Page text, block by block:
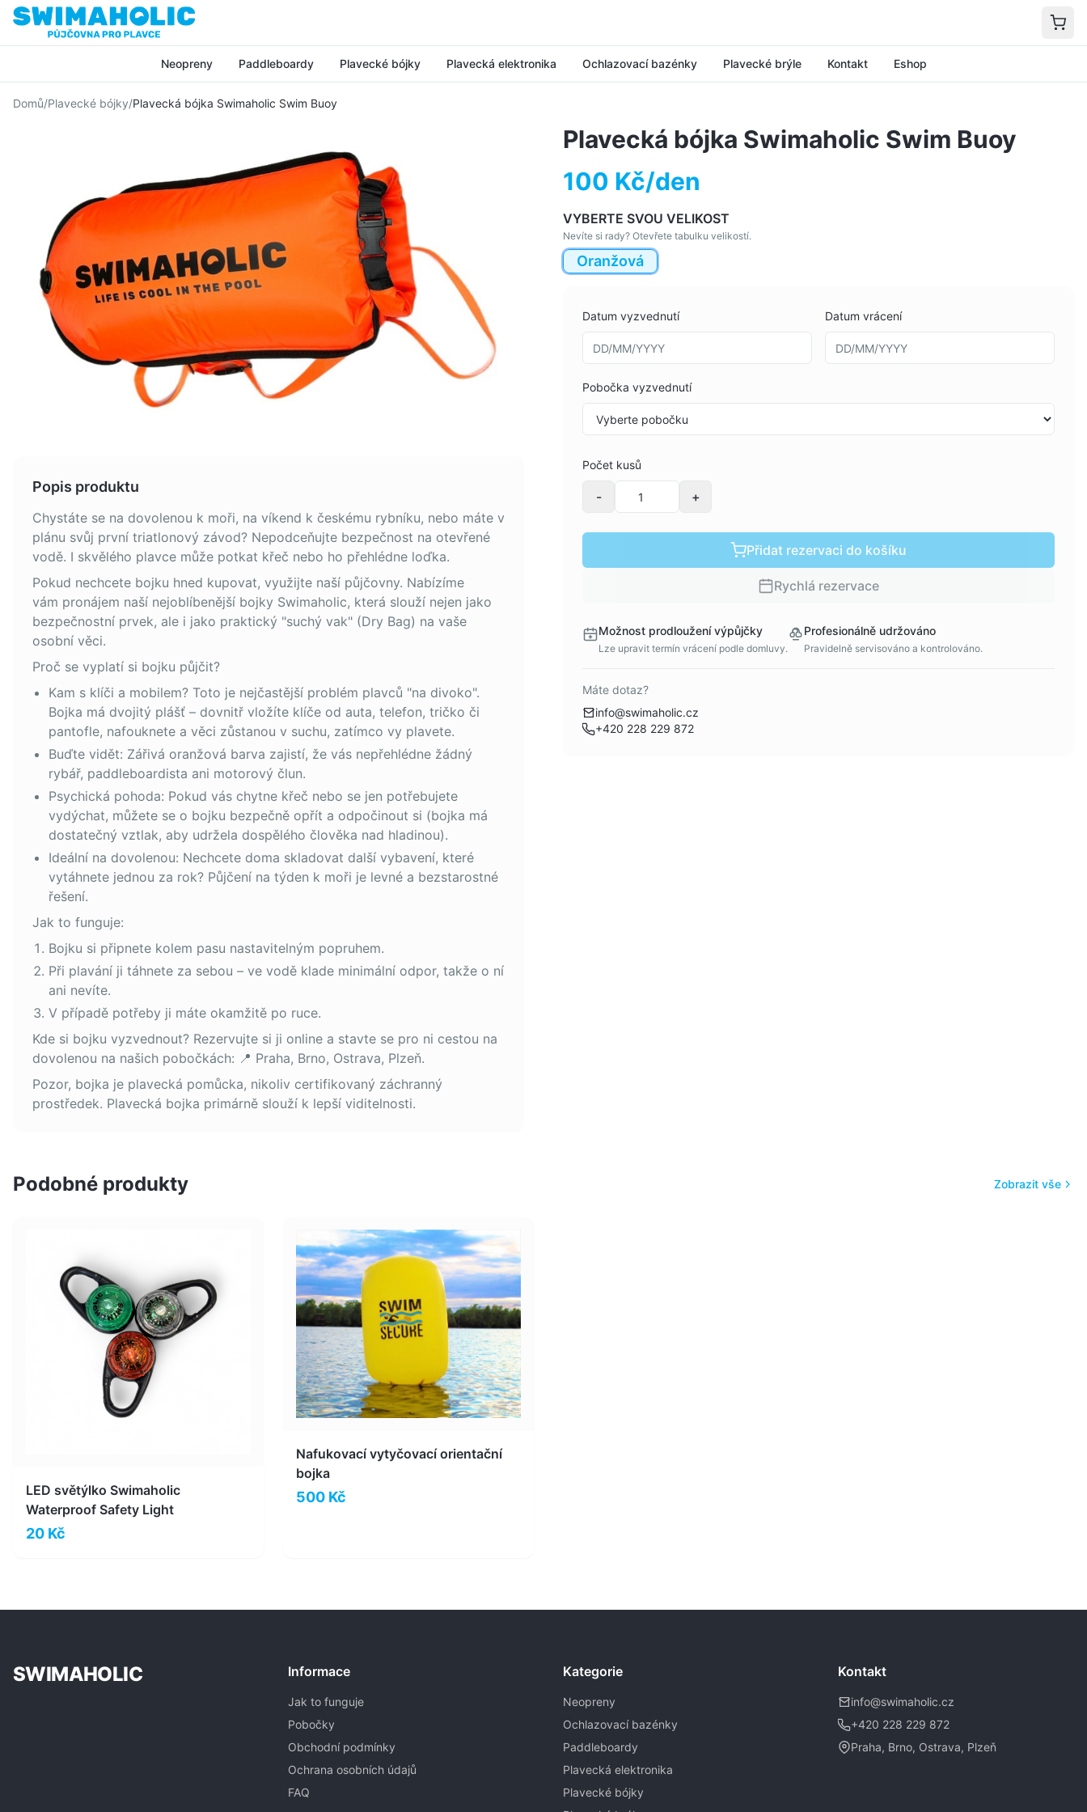
Přeskočit na hlavní obsah
Neopreny Paddleboardy Plavecké bójky Plavecká elektronika Ochlazovací bazénky Plavecké brýle Kontakt Eshop
Domů/Plavecké bójky/Plavecká bójka Swimaholic Swim Buoy
Popis produktu
Chystáte se na dovolenou k moři, na víkend k českému rybníku, nebo máte v
plánu svůj první triatlonový závod? Nepodceňujte bezpečnost na otevřené
vodě. I skvělého plavce může potkat křeč nebo ho přehlédne loďka.
Pokud nechcete bojku hned kupovat, využijte naší půjčovny. Nabízíme
vám pronájem naší nejoblíbenější bojky Swimaholic, která slouží nejen jako
bezpečnostní prvek, ale i jako praktický "suchý vak" (Dry Bag) na vaše
osobní věci.
Proč se vyplatí si bojku půjčit?
Kam s klíči a mobilem? Toto je nejčastější problém plavců "na divoko".
Bojka má dvojitý plášť – dovnitř vložíte klíče od auta, telefon, tričko či
pantofle, nafouknete a věci zůstanou v suchu, zatímco vy plavete.
Buďte vidět: Zářivá oranžová barva zajistí, že vás nepřehlédne žádný
rybář, paddleboardista ani motorový člun.
Psychická pohoda: Pokud vás chytne křeč nebo se jen potřebujete
vydýchat, můžete se o bojku bezpečně opřít a odpočinout si (bojka má
dostatečný vztlak, aby udržela dospělého člověka nad hladinou).
Ideální na dovolenou: Nechcete doma skladovat další vybavení, které
vytáhnete jednou za rok? Půjčení na týden k moři je levné a bezstarostné
řešení.
Jak to funguje:
Bojku si připnete kolem pasu nastavitelným popruhem.
Při plavání ji táhnete za sebou – ve vodě klade minimální odpor, takže o ní
ani nevíte.
V případě potřeby ji máte okamžitě po ruce.
Kde si bojku vyzvednout? Rezervujte si ji online a stavte se pro ni cestou na
dovolenou na našich pobočkách: 📍 Praha, Brno, Ostrava, Plzeň.
Pozor, bojka je plavecká pomůcka, nikoliv certifikovaný záchranný
prostředek. Plavecká bojka primárně slouží k lepší viditelnosti.
Plavecká bójka Swimaholic Swim Buoy
100 Kč/den
VYBERTE SVOU VELIKOST
Nevíte si rady? Otevřete tabulku velikostí.
Oranžová
Datum vyzvednutí Datum vrácení
Pobočka vyzvednutí
Počet kusů
- +
Přidat rezervaci do košíku
Rychlá rezervace
Možnost prodloužení výpůjčky
Lze upravit termín vrácení podle domluvy.
Profesionálně udržováno
Pravidelně servisováno a kontrolováno.
Máte dotaz?
info@swimaholic.cz
+420 228 229 872
Podobné produkty Zobrazit vše
LED světýlko Swimaholic
Waterproof Safety Light
20 Kč
Nafukovací vytyčovací orientační
bojka
500 Kč
SWIMAHOLIC Informace
Jak to funguje
Pobočky
Obchodní podmínky
Ochrana osobních údajů
FAQ
Kategorie
Neopreny
Ochlazovací bazénky
Paddleboardy
Plavecká elektronika
Plavecké bójky
Kontakt
info@swimaholic.cz
+420 228 229 872
Praha, Brno, Ostrava, Plzeň